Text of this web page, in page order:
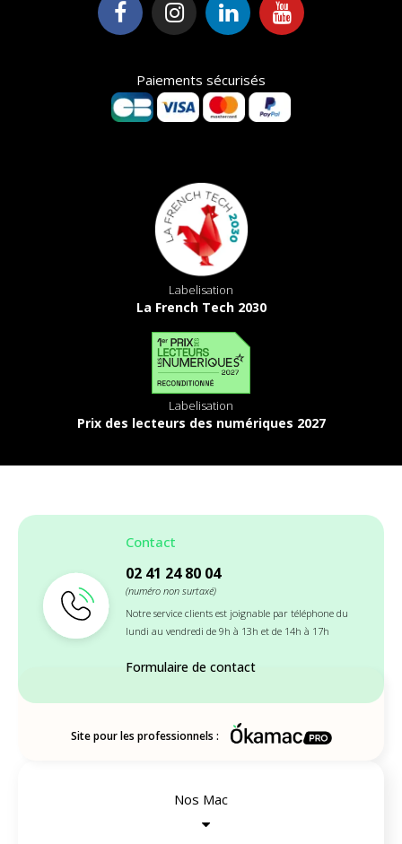
Paiements sécurisés
Labelisation
La French Tech 2030
Labelisation
Prix des lecteurs des numériques 2027
Contact
02 41 24 80 04
(numéro non surtaxé)
Notre service clients est joignable par téléphone du
lundi au vendredi de 9h à 13h et de 14h à 17h
Formulaire de contact
Site pour les professionnels :
Nos Mac